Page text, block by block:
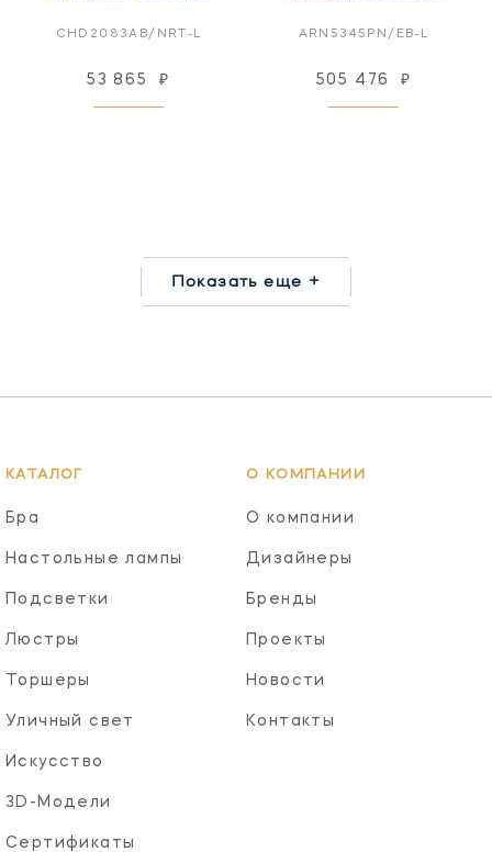
CHD2083AB/NRT-L
53 865 ₽
ARN5345PN/EB-L
505 476 ₽
Показать еще +
КАТАЛОГ
Бра
Настольные лампы
Подсветки
Люстры
Торшеры
Уличный свет
Искусство
3D-Модели
Сертификаты
О КОМПАНИИ
О компании
Дизайнеры
Бренды
Проекты
Новости
Контакты